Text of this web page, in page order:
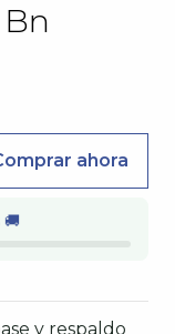
ahora
y respaldo